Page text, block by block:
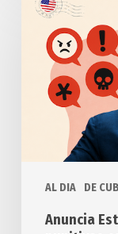
AL DIA DE
Estados
Unidos
medidas
punitivas
Anuncia